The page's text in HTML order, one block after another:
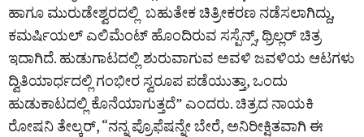
ಹಾಗೂ ಮುರುಡೇಶ್ವರದಲ್ಲಿ ಬಹುತೇಕ ಚಿತ್ರೀಕರಣ ನಡೆಸಲಾಗಿದ್ದು,
ಕಮರ್ಷಿಯಲ್ ಎಲಿಮೆಂಟ್ ಹೊಂದಿರುವ ಸಸ್ಪೆನ್ಸ್, ಥ್ರಿಲ್ಲರ್ ಚಿತ್ರ
ಇದಾಗಿದೆ. ಹುಡುಗಾಟದಲ್ಲಿ ಶುರುವಾಗುವ ಅವಳಿ ಜವಳಿಯ ಆಟಗಳು
ದ್ವಿತಿಯಾರ್ಧದಲ್ಲಿ ಗಂಭೀರ ಸ್ವರೂಪ ಪಡೆಯುತ್ತಾ, ಒಂದು
ಹುಡುಕಾಟದಲ್ಲಿ ಕೊನೆಯಾಗುತ್ತದೆ” ಎಂದರು. ಚಿತ್ರದ ನಾಯಕಿ
ರೋಷನಿ ತೇಲ್ಕರ್, “ನನ್ನ ಪ್ರೊಫೆಷನ್ನೇ ಬೇರೆ, ಅನಿರೀಕ್ಷಿತವಾಗಿ ಈ